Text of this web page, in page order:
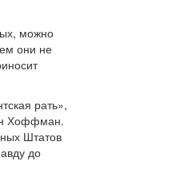
можно
они не
рать»,
Хоффман.
Штатов
до